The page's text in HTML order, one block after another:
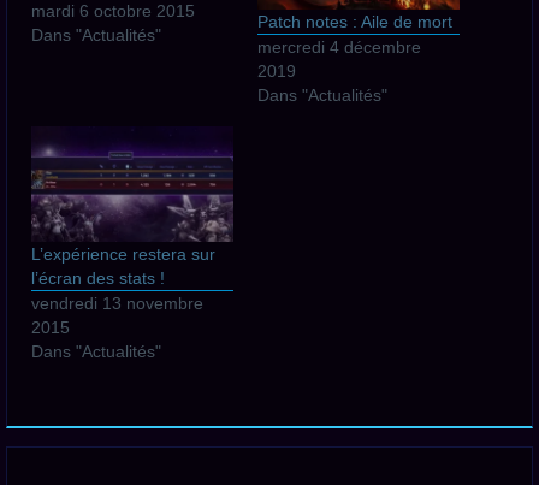
mardi 6 octobre 2015
Dans "Actualités"
Patch notes : Aile de mort
mercredi 4 décembre
2019
Dans "Actualités"
L’expérience restera sur
l’écran des stats !
vendredi 13 novembre
2015
Dans "Actualités"